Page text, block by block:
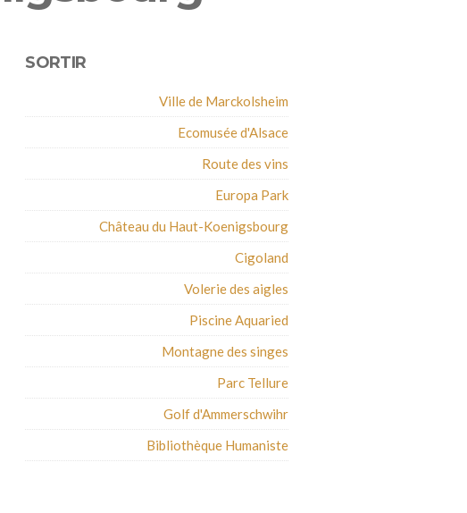
SORTIR
Ville de Marckolsheim
Ecomusée d'Alsace
Route des vins
Europa Park
Château du Haut-Koenigsbourg
Cigoland
Volerie des aigles
Piscine Aquaried
Montagne des singes
Parc Tellure
Golf d'Ammerschwihr
Bibliothèque Humaniste